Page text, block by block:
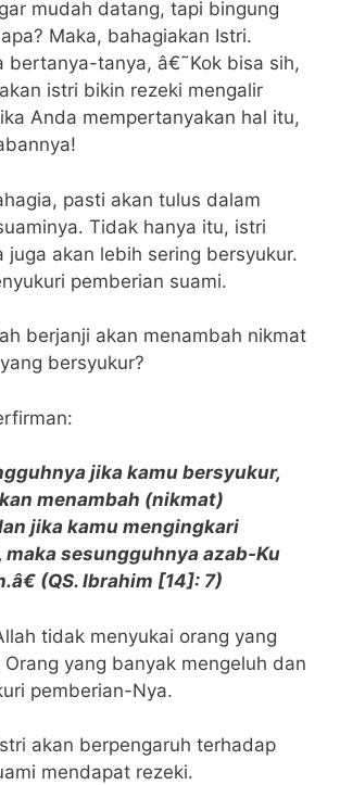
mudah datang, tapi bingung
Maka, bahagiakan Istri.
bertanya-tanya, â€˜Kok bisa sih,
istri bikin rezeki mengalir
Anda mempertanyakan hal itu,
pasti akan tulus dalam
Tidak hanya itu, istri
juga akan lebih sering bersyukur.
pemberian suami.
berjanji akan menambah nikmat
bersyukur?
jika kamu bersyukur,
menambah (nikmat)
jika kamu mengingkari
sesungguhnya azab-Ku
(QS. Ibrahim [14]: 7)
tidak menyukai orang yang
yang banyak mengeluh dan
pemberian-Nya.
akan berpengaruh terhadap
mendapat rezeki.